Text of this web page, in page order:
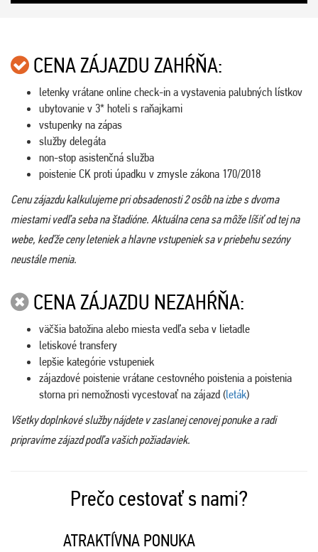
CENA ZÁJAZDU ZAHŔŇA:
letenky vrátane online check-in a vystavenia palubných lístkov
ubytovanie v 3* hoteli s raňajkami
vstupenky na zápas
služby delegáta
non-stop asistenčná služba
poistenie CK proti úpadku v zmysle zákona 170/2018
Cenu zájazdu kalkulujeme pri obsadenosti 2 osôb na izbe s dvoma
miestami vedľa seba na štadióne. Aktuálna cena sa môže líšiť od tej na
webe, keďže ceny leteniek a hlavne vstupeniek sa v priebehu sezóny
neustále menia.
CENA ZÁJAZDU NEZAHŔŇA:
väčšia batožina alebo miesta vedľa seba v lietadle
letiskové transfery
lepšie kategórie vstupeniek
zájazdové poistenie vrátane cestovného poistenia a poistenia
storna pri nemožnosti vycestovať na zájazd (leták)
Všetky doplnkové služby nájdete v zaslanej cenovej ponuke a radi
pripravíme zájazd podľa vašich požiadaviek.
Prečo cestovať s nami?
ATRAKTÍVNA PONUKA